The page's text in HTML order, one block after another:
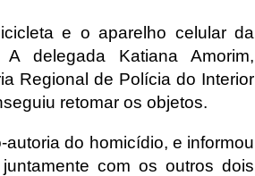
e o aparelho celular da
delegada Katiana Amorim,
Regional de Polícia do Interior
retomar os objetos.
do homicídio, e informou
com os outros dois